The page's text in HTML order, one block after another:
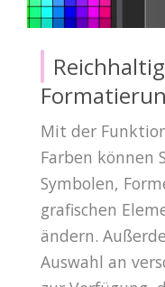
Mit der
Farben können
Symbolen,
grafischen
ändern.
Auswahl an